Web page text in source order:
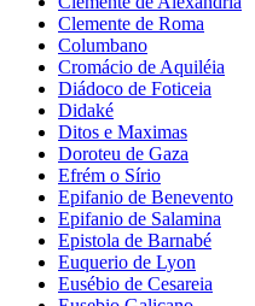
Clemente de Roma
Columbano
Cromácio de Aquiléia
Diádoco de Foticeia
Didaké
Ditos e Maximas
Doroteu de Gaza
Efrém o Sírio
Epifanio de Benevento
Epifanio de Salamina
Epistola de Barnabé
Euquerio de Lyon
Eusébio de Cesareia